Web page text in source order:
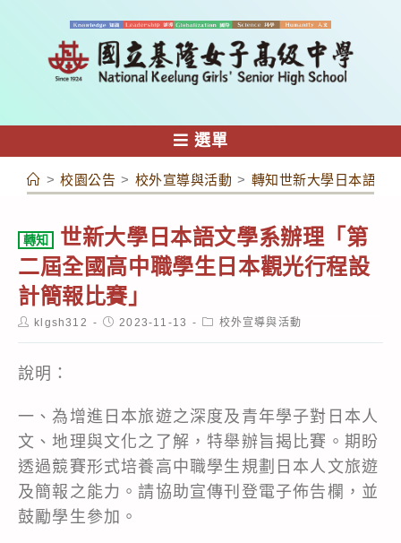
容
選單
> 校園公告 > 校外宣導與活動 > 轉知世新大學日本語文
轉知
世新大學日本語文學系辦理「第
二屆全國高中職學生日本觀光行程設
計簡報比賽」
Postklgsh312
Post2023-11-13
Post校外宣導與活動
說明：
一、為增進日本旅遊之深度及青年學子對日本人
文、地理與文化之了解，特舉辦旨揭比賽。期盼
透過競賽形式培養高中職學生規劃日本人文旅遊
及簡報之能力。請協助宣傳刊登電子佈告欄，並
鼓勵學生參加。